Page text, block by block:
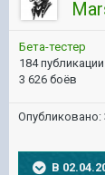
Бета-тестер
184 публикации
3 626 боёв
Опубликовано:
В